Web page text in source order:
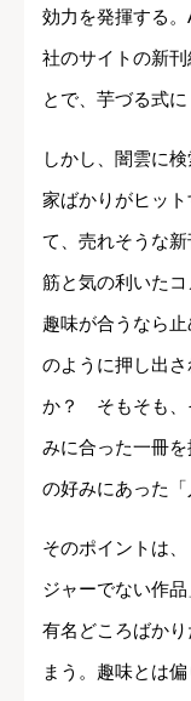
効力を発揮する
社のサイトの新
とで、芋づる式に
しかし、闇雲に
家ばかりがヒッ
て、売れそうな
筋と気の利いた
趣味が合うなら
のように押し出
か？ そもそも、
みに合った一冊
の好みにあった「
そのポイントは
ジャーでない作
有名どころばか
まう。趣味とは